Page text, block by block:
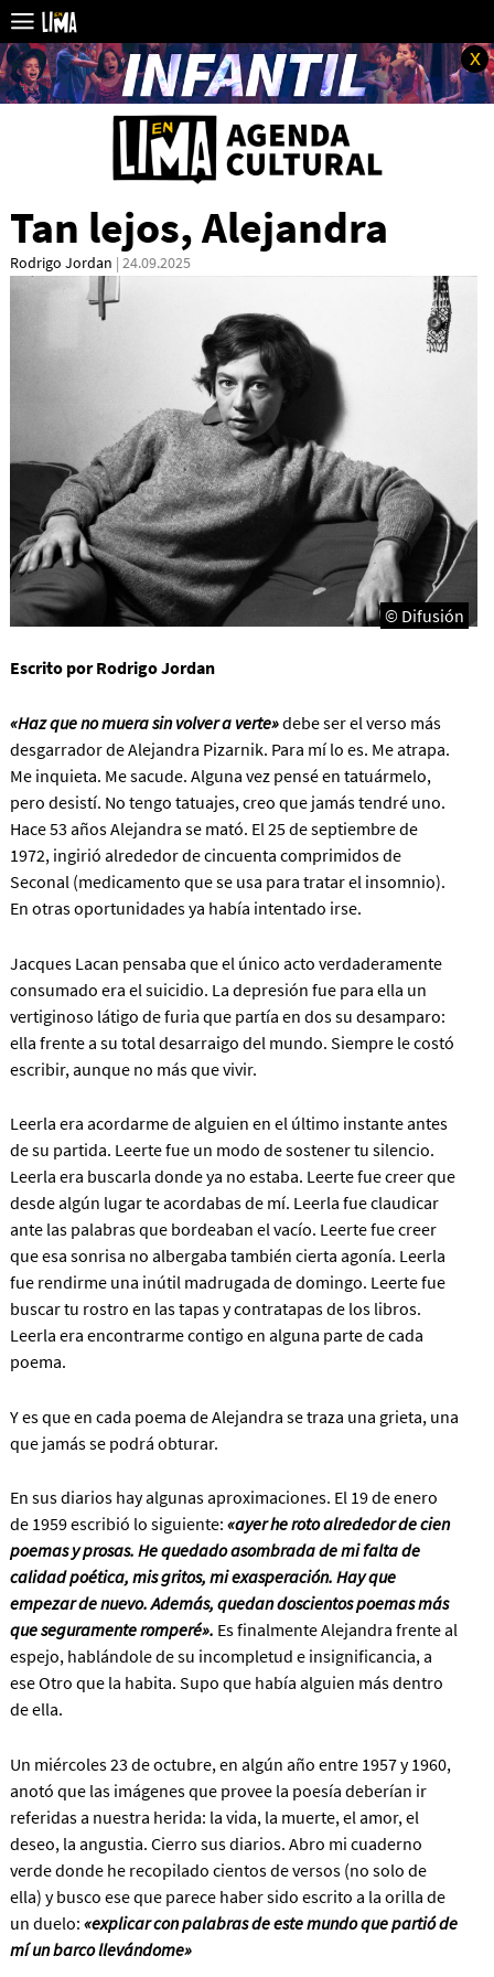
x
Tan lejos, Alejandra
Rodrigo Jordan | 24.09.2025
© Difusión
Escrito por Rodrigo Jordan
«Haz que no muera sin volver a verte»debe ser el verso más
desgarrador de Alejandra Pizarnik. Para mí lo es. Me atrapa.
Me inquieta. Me sacude. Alguna vez pensé en tatuármelo,
pero desistí. No tengo tatuajes, creo que jamás tendré uno.
Hace 53 años Alejandra se mató. El 25 de septiembre de
1972, ingirió alrededor de cincuenta comprimidos de
Seconal (medicamento que se usa para tratar el insomnio).
En otras oportunidades ya había intentado irse.
Jacques Lacan pensaba que el único acto verdaderamente
consumado era el suicidio. La depresión fue para ella un
vertiginoso látigo de furia que partía en dos su desamparo:
ella frente a su total desarraigo del mundo. Siempre le costó
escribir, aunque no más que vivir.
Leerla era acordarme de alguien en el último instante antes
de su partida. Leerte fue un modo de sostener tu silencio.
Leerla era buscarla donde ya no estaba. Leerte fue creer que
desde algún lugar te acordabas de mí. Leerla fue claudicar
ante las palabras que bordeaban el vacío. Leerte fue creer
que esa sonrisa no albergaba también cierta agonía. Leerla
fue rendirme una inútil madrugada de domingo. Leerte fue
buscar tu rostro en las tapas y contratapas de los libros.
Leerla era encontrarme contigo en alguna parte de cada
poema.
Y es que en cada poema de Alejandra se traza una grieta, una
que jamás se podrá obturar.
En sus diarios hay algunas aproximaciones. El 19 de enero
de 1959 escribió lo siguiente: «ayer he roto alrededor de cien
poemas y prosas. He quedado asombrada de mi falta de
calidad poética, mis gritos, mi exasperación. Hay que
empezar de nuevo. Además, quedan doscientos poemas más
que seguramente romperé». Es finalmente Alejandra frente al
espejo, hablándole de su incompletud e insignificancia, a
ese Otro que la habita. Supo que había alguien más dentro
de ella.
Un miércoles 23 de octubre, en algún año entre 1957 y 1960,
anotó que las imágenes que provee la poesía deberían ir
referidas a nuestra herida: la vida, la muerte, el amor, el
deseo, la angustia. Cierro sus diarios. Abro mi cuaderno
verde donde he recopilado cientos de versos (no solo de
ella) y busco ese que parece haber sido escrito a la orilla de
un duelo: «explicar con palabras de este mundo que partió de
mí un barco llevándome»